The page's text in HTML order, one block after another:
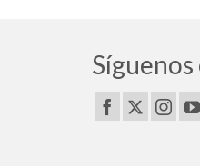
Síguenos